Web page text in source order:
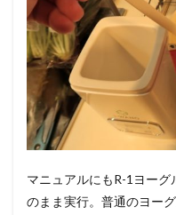
マニュアルにもR-1ヨー
のまま実行。普通のヨー